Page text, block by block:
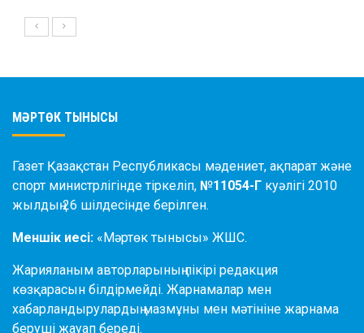
МӘРТӨК ТЫНЫСЫ
Газет Қазақстан Республикасы мәдениет, ақпарат және
спорт министрлігінде тіркеліп, №11054-Г куәлігі 2010
жылдың 26 шілдесінде берілген.
Меншік иесі: «Мәртөк тынысы» ЖШС.
Жарияланым авторларының пікірі редакция
көзқарасын білдірмейді. Жарнамалар мен
хабарландырулардың мазмұны мен мәтініне жарнама
беруші жауап береді.